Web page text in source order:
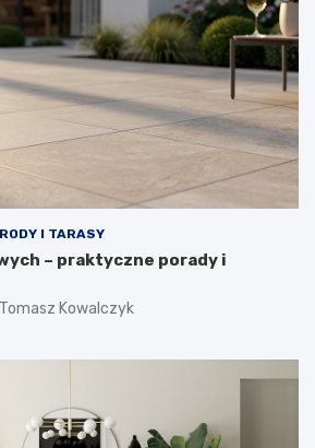
I TARASY
– praktyczne porady i
Tomasz Kowalczyk